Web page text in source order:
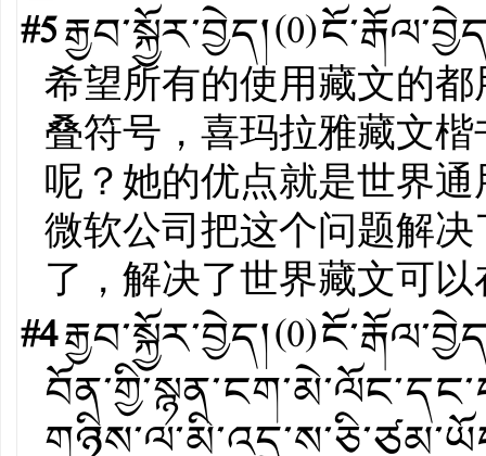
#5རྒྱབ་སྐྱོར་བྱེད།(0)
希望所有的使用藏文的
叠符号，喜玛拉雅藏文
呢？她的优点就是世界
微软公司把这个问题解
了，解决了世界藏文可
#4རྒྱབ་སྐྱོར་བྱེད།(0)